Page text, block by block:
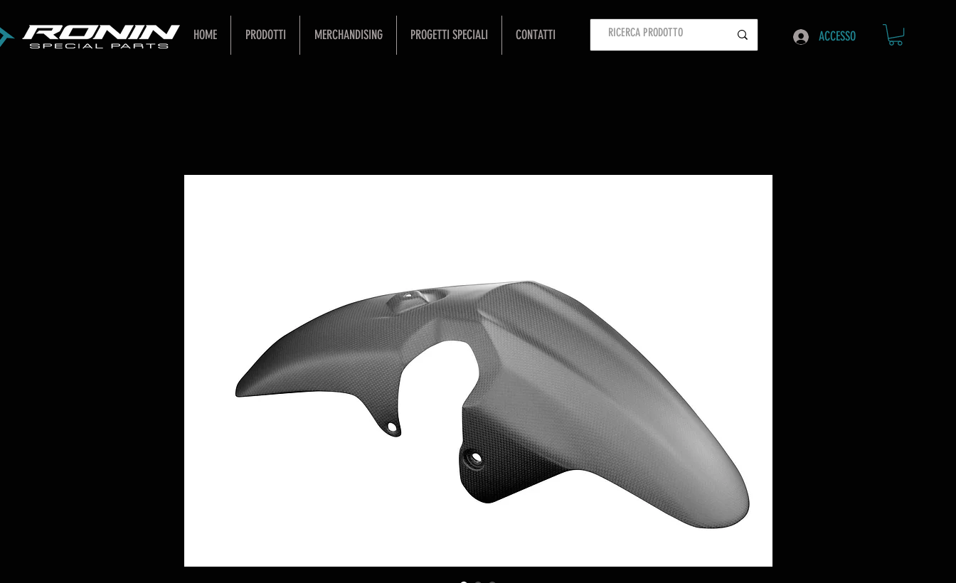
HOME PRODOTTI MERCHANDISING PROGETTI SPECIALI CONTATTI ACCESSO